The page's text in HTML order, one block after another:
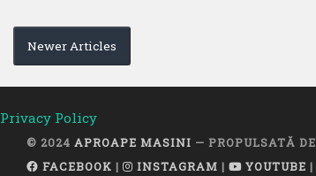
Newer Articles
Privacy Policy
© 2024 APROAPE MASINI — PROPULSATĂ DE
FACEBOOK | INSTAGRAM | YOUTUBE |